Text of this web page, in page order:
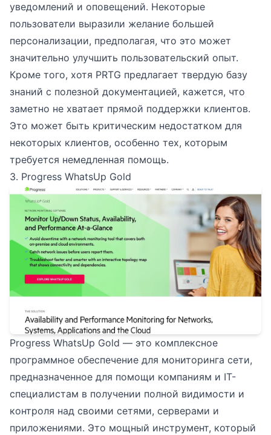
уведомлений и оповещений. Некоторые
пользователи выразили желание большей
персонализации, предполагая, что это может
значительно улучшить пользовательский опыт.
Кроме того, хотя PRTG предлагает твердую базу
знаний с полезной документацией, кажется, что
заметно не хватает прямой поддержки клиентов.
Это может быть критическим недостатком для
некоторых клиентов, особенно тех, которым
требуется немедленная помощь.
3. Progress WhatsUp Gold
Progress WhatsUp Gold — это комплексное
программное обеспечение для мониторинга сети,
предназначенное для помощи компаниям и IT-
специалистам в получении полной видимости и
контроля над своими сетями, серверами и
приложениями. Это мощный инструмент, который